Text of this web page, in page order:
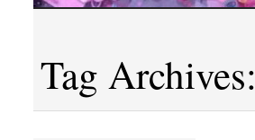
Tag Archives: